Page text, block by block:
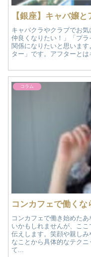
キャバクラやクラブでお
仲良くなりたい！」「プ
関係になりたいと思いま
ター」です。アフターと
コラム
コンカフェで働き始めた
いかもしれませんが、こ
伝えします。笑顔や親し
なことから具体的なテク
て...